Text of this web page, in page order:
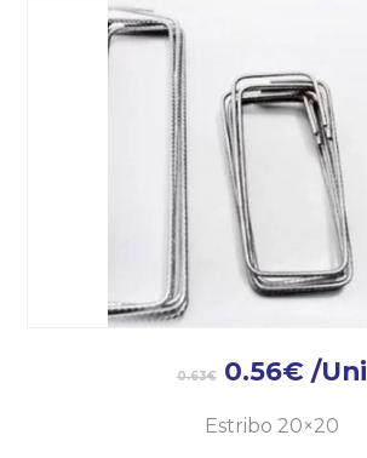
0.63€ 0.56€ /Uni
Estribo 20×20